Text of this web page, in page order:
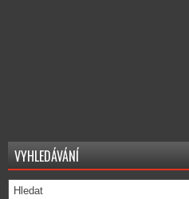
VYHLEDÁVÁNÍ